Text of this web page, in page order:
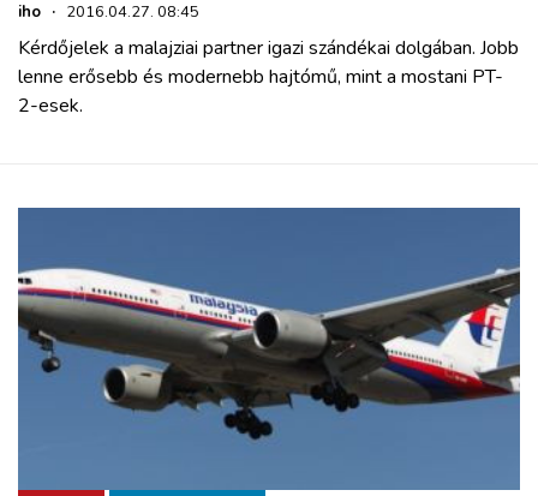
iho · 2016.04.27. 08:45
Kérdőjelek a malajziai partner igazi szándékai dolgában. Jobb
lenne erősebb és modernebb hajtómű, mint a mostani PT-
2-esek.